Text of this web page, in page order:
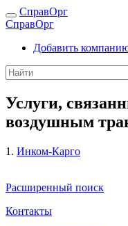
СправОрг
СправОрг
Добавить
Услуги,
воздушным
1. Инком-Карго
Расширенный поиск
Контакты